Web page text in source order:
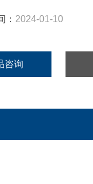
： 2024-01-10
咨询